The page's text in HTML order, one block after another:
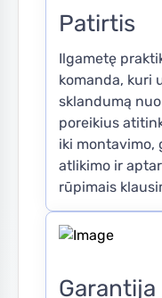
Patirtis
Ilgametę
komanda, kuri
sklandumą
poreikius
iki montavimo,
atlikimo ir
rūpimais
Garantija